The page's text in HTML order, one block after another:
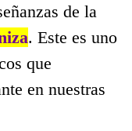
de la
. Este es uno
que
en nuestras